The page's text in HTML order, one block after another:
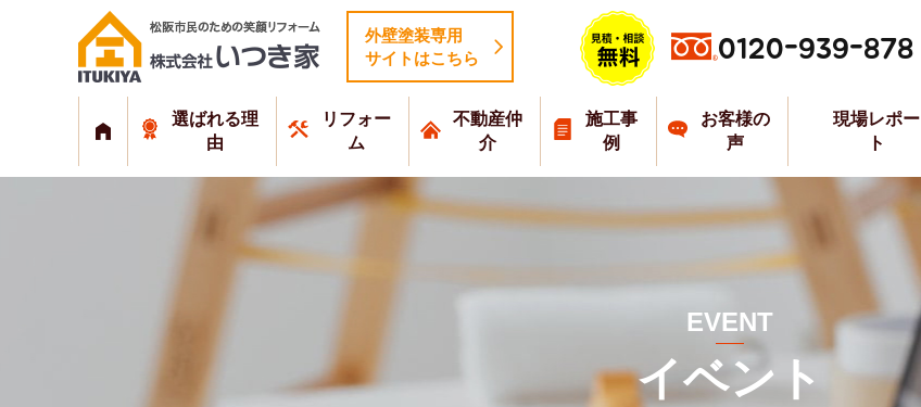
外壁塗装専用
サイトはこちら
0120-939-878
選ばれる理
由
リフォー
ム
不動産仲
介
施工事
例
お客様の
声
現場レポー
ト
EVENT
イベント